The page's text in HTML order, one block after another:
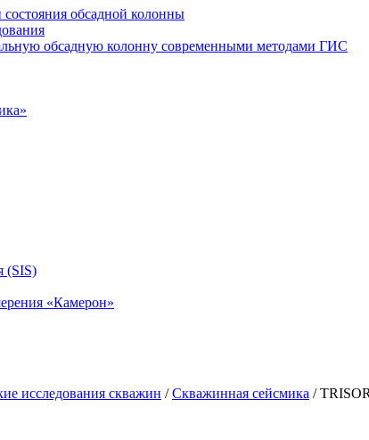
обсадной колонны
обсадную колонну современными методами ГИС
(SIS)
«Камерон»
исследования скважин /Скважинная сейсмика /TRISOR